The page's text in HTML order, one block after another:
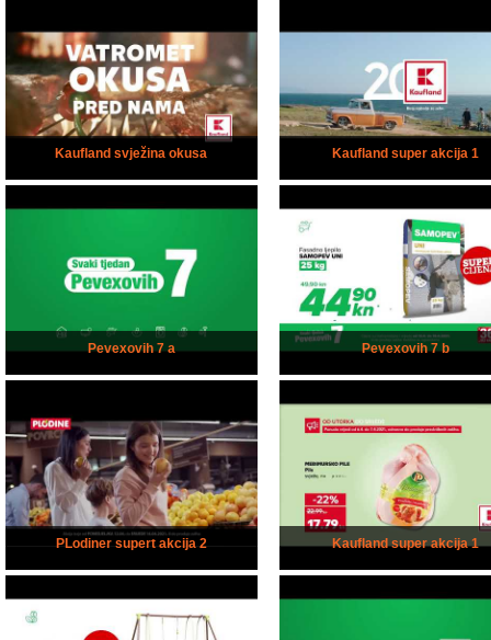
Kaufland svježina okusa Kaufland super akcija 1
Pevexovih 7 a Pevexovih 7 b
PLodiner supert akcija 2 Kaufland super akcija 1